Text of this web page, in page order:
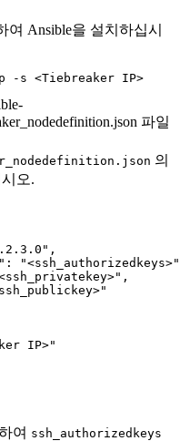
Ansible을 설치하십시
-s <Tiebreaker IP>
파일
의
오.
IP>"
여 ssh_authorizedkeys